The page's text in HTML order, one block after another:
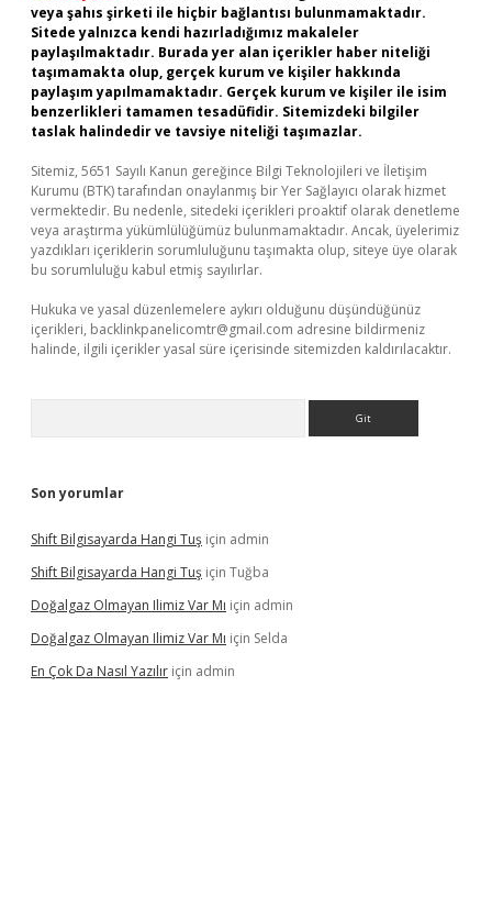
veya şahıs şirketi ile hiçbir bağlantısı bulunmamaktadır.
Sitede yalnızca kendi hazırladığımız makaleler
paylaşılmaktadır. Burada yer alan içerikler haber niteliği
taşımamakta olup, gerçek kurum ve kişiler hakkında
paylaşım yapılmamaktadır. Gerçek kurum ve kişiler ile isim
benzerlikleri tamamen tesadüfidir. Sitemizdeki bilgiler
taslak halindedir ve tavsiye niteliği taşımazlar.
Sitemiz, 5651 Sayılı Kanun gereğince Bilgi Teknolojileri ve İletişim
Kurumu (BTK) tarafından onaylanmış bir Yer Sağlayıcı olarak hizmet
vermektedir. Bu nedenle, sitedeki içerikleri proaktif olarak denetleme
veya araştırma yükümlülüğümüz bulunmamaktadır. Ancak, üyelerimiz
yazdıkları içeriklerin sorumluluğunu taşımakta olup, siteye üye olarak
bu sorumluluğu kabul etmiş sayılırlar.
Hukuka ve yasal düzenlemelere aykırı olduğunu düşündüğünüz
içerikleri, backlinkpanelicomtr@gmail.com adresine bildirmeniz
halinde, ilgili içerikler yasal süre içerisinde sitemizden kaldırılacaktır.
Son yorumlar
Shift Bilgisayarda Hangi Tuş için admin
Shift Bilgisayarda Hangi Tuş için Tuğba
Doğalgaz Olmayan Ilimiz Var Mı için admin
Doğalgaz Olmayan Ilimiz Var Mı için Selda
En Çok Da Nasıl Yazılır için admin